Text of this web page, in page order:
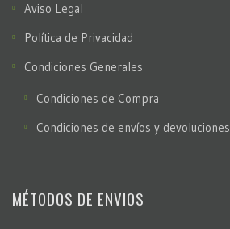
Aviso Legal
Política de Privacidad
Condiciones Generales
Condiciones de Compra
Condiciones de envíos y devoluciones
MÉTODOS DE ENVIOS